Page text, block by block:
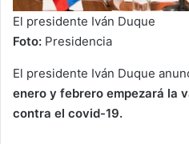
El presidente Iván Duque
Foto: Presidencia
El presidente Iván Duque
enero y febrero empezará la
contra el covid-19.